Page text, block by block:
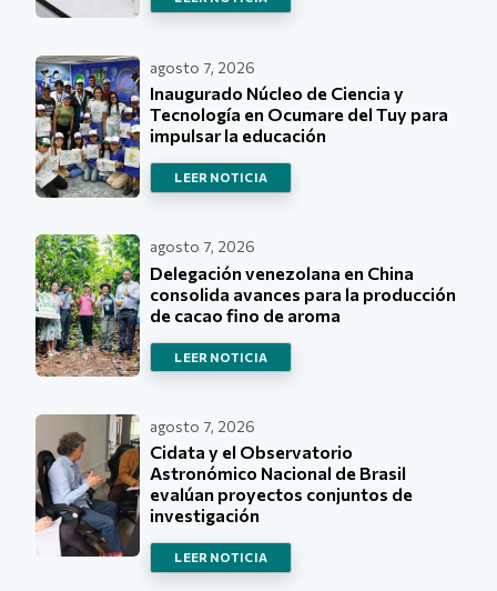
agosto 7, 2026
Inaugurado Núcleo de Ciencia y
Tecnología en Ocumare del Tuy para
impulsar la educación
LEER NOTICIA
agosto 7, 2026
Delegación venezolana en China
consolida avances para la producción
de cacao fino de aroma
LEER NOTICIA
agosto 7, 2026
Cidata y el Observatorio
Astronómico Nacional de Brasil
evalúan proyectos conjuntos de
investigación
LEER NOTICIA